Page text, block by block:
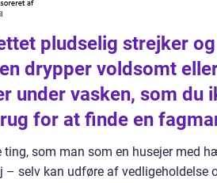
pludselig strejker
drypper voldsomt
under vasken, som du
for at finde en
ting, som man som en husejer med
selv kan udføre af vedligeholdelse